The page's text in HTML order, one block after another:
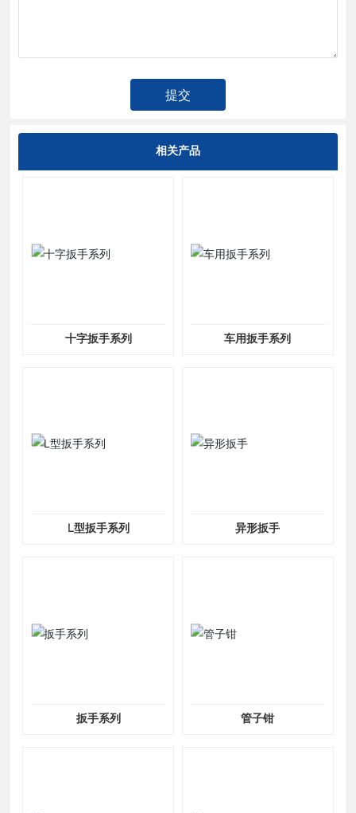
提交
相关产品
十字扳手系列 车用扳手系列
L型扳手系列 异形扳手
扳手系列 管子钳